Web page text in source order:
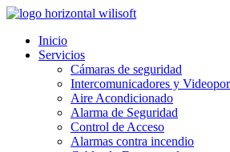
Inicio
Servicios
Cámaras de seguridad
Intercomunicadores y
Aire Acondicionado
Alarma de Seguridad
Control de Acceso
Alarmas contra incendio